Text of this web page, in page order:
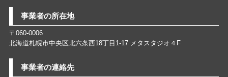
事業者の所在地
〒060-0006
北海道札幌市中央区北六条西18丁目1-17 メタスタジオ４F
事業者の連絡先